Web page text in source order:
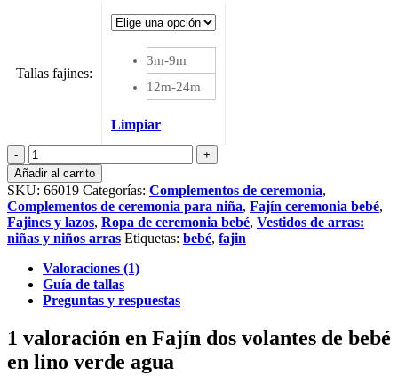
Tallas fajines:
3m-9m
12m-24m
Limpiar
Fajín
dos
volantes
de
bebé
en
lino
verde
agua
cantidad
Añadir al carrito
SKU: 66019 Categorías: Complementos de ceremonia,
Complementos de ceremonia para niña, Fajín ceremonia bebé,
Fajines y lazos, Ropa de ceremonia bebé, Vestidos de arras:
niñas y niños arras Etiquetas: bebé, fajin
Valoraciones (1)
Guía de tallas
Preguntas y respuestas
1 valoración en Fajín dos volantes de bebé
en lino verde agua